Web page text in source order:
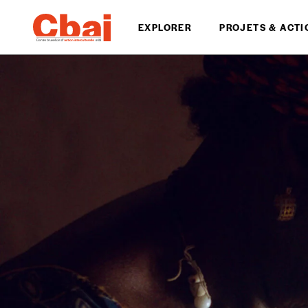
EXPLORER PROJETS &